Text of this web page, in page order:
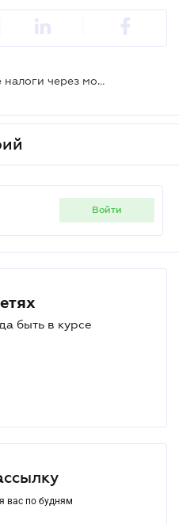
Как уплатить имущественные налоги через мобильное приложение или кассу банка
войти
быть в курсе
вас по будням